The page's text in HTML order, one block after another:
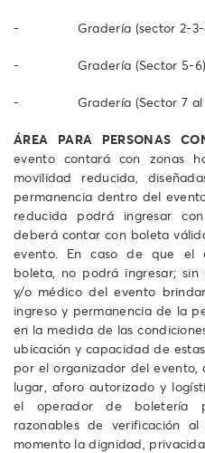
- Gradería (sector 2-3-
- Gradería (Sector 5-6)
- Gradería (Sector 7 al
ÁREA PARA PERSONAS
evento contará con zonas
movilidad reducida,
permanencia dentro del
reducida podrá ingresar
deberá contar con boleta
evento. En caso de que el
boleta, no podrá ingresar;
y/o médico del evento
ingreso y permanencia de la
en la medida de las
ubicación y capacidad de
por el organizador del evento,
lugar, aforo autorizado y
el operador de boletería
razonables de verificación
momento la dignidad,